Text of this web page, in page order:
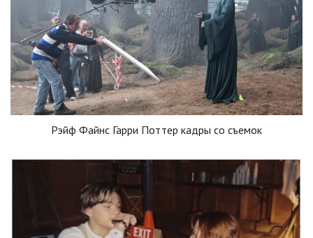
Рэйф Файнс Гарри Поттер кадры со съемок